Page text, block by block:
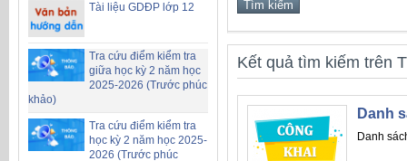
Tài liệu GDĐP lớp 12
Tra cứu điểm kiểm tra
giữa học kỳ 2 năm học
2025-2026 (Trước phúc
khảo)
Tra cứu điểm kiểm tra
học kỳ 2 năm học 2025-
2026 (Trước phúc
Kết quả tìm kiếm trên
Danh
Danh